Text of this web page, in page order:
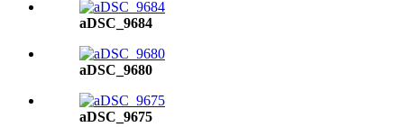
aDSC_9684
aDSC_9680
aDSC_9675